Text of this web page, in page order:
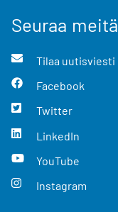
Seuraa meitä
Tilaa uutisviesti
Facebook
Twitter
LinkedIn
YouTube
Instagram